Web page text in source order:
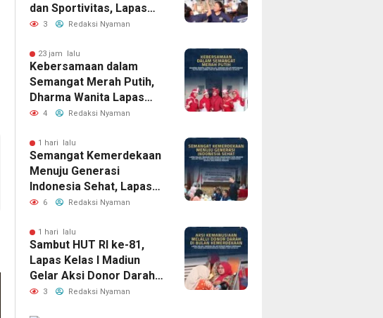
dan Sportivitas, Lapas
Kelas I Madiun Gelar
Lanjutan bagi Warga
Binaan
3 Redaksi Nyaman
23 jam lalu
Kebersamaan dalam
Semangat Merah Putih,
Dharma Wanita Lapas
Kelas I Madiun Gelar
Beragam Lomba Sambut
HUT RI ke-81
4 Redaksi Nyaman
1 hari lalu
Semangat Kemerdekaan
Menuju Generasi
Indonesia Sehat, Lapas
Kelas I Madiun Bersama
Gelar Tracing TB
Terintegrasi dan Cek
Kesehatan Gratis bagi
Warga Binaan
6 Redaksi Nyaman
1 hari lalu
Sambut HUT RI ke-81,
Lapas Kelas I Madiun
Gelar Aksi Donor Darah,
Wujud Nyata Kepedulian
3 Redaksi Nyaman